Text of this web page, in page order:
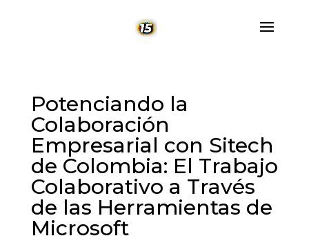
Potenciando la
Colaboración
Empresarial con Sitech
de Colombia: El Trabajo
Colaborativo a Través
de las Herramientas de
Microsoft